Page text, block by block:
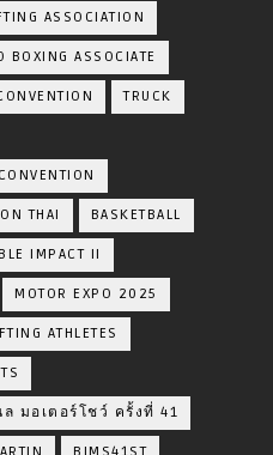
ASSOCIATION
BOXING ASSOCIATE
TRUCK
THAI BASKETBALL
IMPACT II
MOTOR EXPO 2025
ATHLETES
มอเตอร์โชว์ ครั้งที่ 41